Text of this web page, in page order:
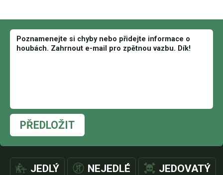
PŘEDLOŽIT
JEDLÝ NEJEDLÉ JEDOVATÝ